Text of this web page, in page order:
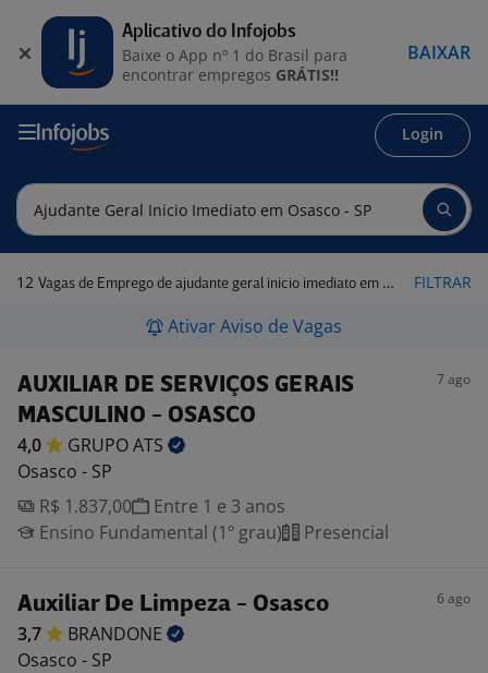
Login
12 Vagas de Emprego de ajudante geral inicio imediato em Osasco - SP FILTRAR
Ativar Aviso de Vagas
AUXILIAR DE SERVIÇOS GERAIS
MASCULINO - OSASCO
7 ago
4,0 GRUPOATS
Osasco - SP
R$ 1.837,00
Entre 1 e 3 anos
Ensino Fundamental (1º grau)
Presencial
Auxiliar De Limpeza - Osasco 6 ago
3,7
BRANDONE
Osasco - SP
Aplicativo do Infojobs
Baixe o App nº 1 do Brasil para
encontrar empregos GRÁTIS!!
BAIXAR